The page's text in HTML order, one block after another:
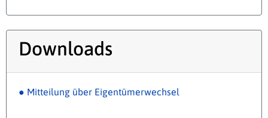
Downloads
● Mitteilung über Eigentümerwechsel